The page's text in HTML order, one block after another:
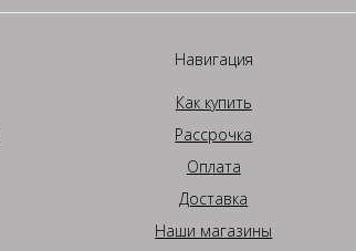
Навигация
Как купить
Рассрочка
Оплата
Доставка
Наши магазины